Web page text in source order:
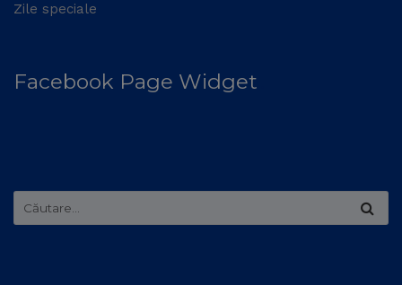
Zile speciale
Facebook Page Widget